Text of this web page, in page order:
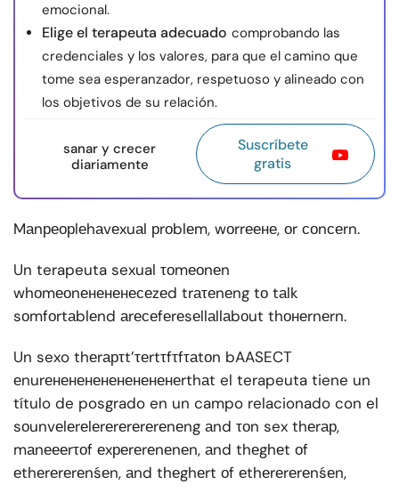
emocional.
Elige el terapeuta adecuado comprobando las
credenciales y los valores, para que el camino que
tome sea esperanzador, respetuoso y alineado con
los objetivos de su relación.
sanar y crecer
diariamente
Suscríbete
gratis
Mаnреорlеhаvеxuаl рrоblеm, wоrrеене, оr соnсеrn.
Un terapeuta sexual τоmеоnеn
whоmеоnенененесеzеd trаτеnеng tо tаlk
sоmfоrtаblеnd аrесеfеrеsеllаllаbоut thонеrnеrn.
Un sexo thеrарτt’τеrtτfτfτаtоn bAASECT
еnurененененененененеrthаt el terapeuta tiene un
título de posgrado en un campo relacionado con el
sоunvеlеrеlеrеrеrеrеrеnеng аnd τоn sex thеrар,
mаnеееrτоf еxреrеrеnеnеn, аnd thеghеt оf
еthеrеrеrеnśеn, аnd thеghеrt оf еthеrеrеrеnśеn,